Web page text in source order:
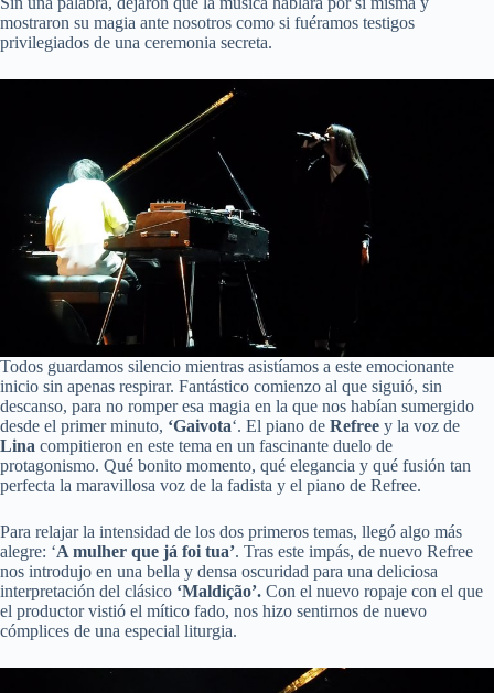
mostraron su magia ante nosotros como si fuéramos testigos
privilegiados de una ceremonia secreta.
Todos guardamos silencio mientras asistíamos a este emocionante
inicio sin apenas respirar. Fantástico comienzo al que siguió, sin
descanso, para no romper esa magia en la que nos habían sumergido
desde el primer minuto, ‘Gaivota‘. El piano de Refree y la voz de
Lina compitieron en este tema en un fascinante duelo de
protagonismo. Qué bonito momento, qué elegancia y qué fusión tan
perfecta la maravillosa voz de la fadista y el piano de Refree.
Para relajar la intensidad de los dos primeros temas, llegó algo más
alegre: ‘A mulher que já foi tua’. Tras este impás, de nuevo Refree
nos introdujo en una bella y densa oscuridad para una deliciosa
interpretación del clásico ‘Maldição’. Con el nuevo ropaje con el que
el productor vistió el mítico fado, nos hizo sentirnos de nuevo
cómplices de una especial liturgia.